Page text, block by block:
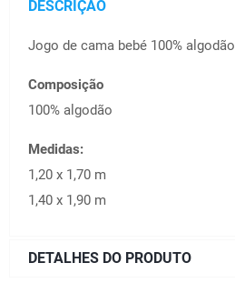
DESCRIÇÃO
Jogo de cama bebé 100% algodão
Composição
100% algodão
Medidas:
1,20 x 1,70 m
1,40 x 1,90 m
DETALHES DO PRODUTO